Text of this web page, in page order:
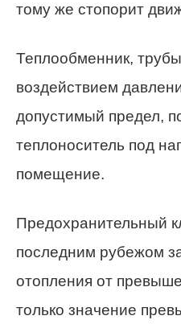
тому же стопорит
Теплообменник,
воздействием
допустимый предел,
теплоноситель под
помещение.
Предохранительный
последним рубежом
отопления от
только значение